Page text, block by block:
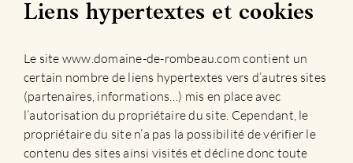
Liens hypertextes et cookies
Le site www.domaine-de-rombeau.com contient un
certain nombre de liens hypertextes vers d’autres sites
(partenaires, informations…) mis en place avec
l’autorisation du propriétaire du site. Cependant, le
propriétaire du site n’a pas la possibilité de vérifier le
contenu des sites ainsi visités et décline donc toute